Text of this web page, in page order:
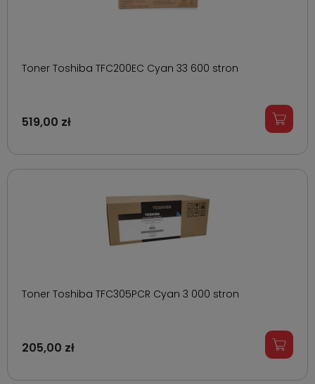
Toner Toshiba TFC200EC Cyan 33 600 stron
519,00 zł
Toner Toshiba TFC305PCR Cyan 3 000 stron
205,00 zł